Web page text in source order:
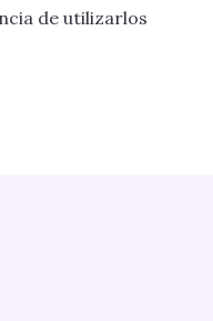
de utilizarlos